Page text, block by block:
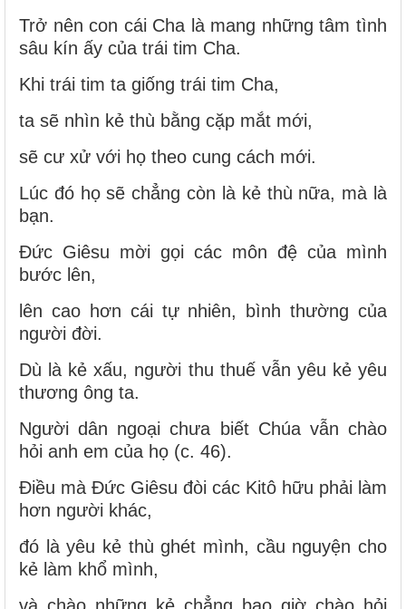
Trở nên con cái Cha là mang những tâm tình
sâu kín ấy của trái tim Cha.
Khi trái tim ta giống trái tim Cha,
ta sẽ nhìn kẻ thù bằng cặp mắt mới,
sẽ cư xử với họ theo cung cách mới.
Lúc đó họ sẽ chẳng còn là kẻ thù nữa, mà là
bạn.
Đức Giêsu mời gọi các môn đệ của mình
bước lên,
lên cao hơn cái tự nhiên, bình thường của
người đời.
Dù là kẻ xấu, người thu thuế vẫn yêu kẻ yêu
thương ông ta.
Người dân ngoại chưa biết Chúa vẫn chào
hỏi anh em của họ (c. 46).
Điều mà Đức Giêsu đòi các Kitô hữu phải làm
hơn người khác,
đó là yêu kẻ thù ghét mình, cầu nguyện cho
kẻ làm khổ mình,